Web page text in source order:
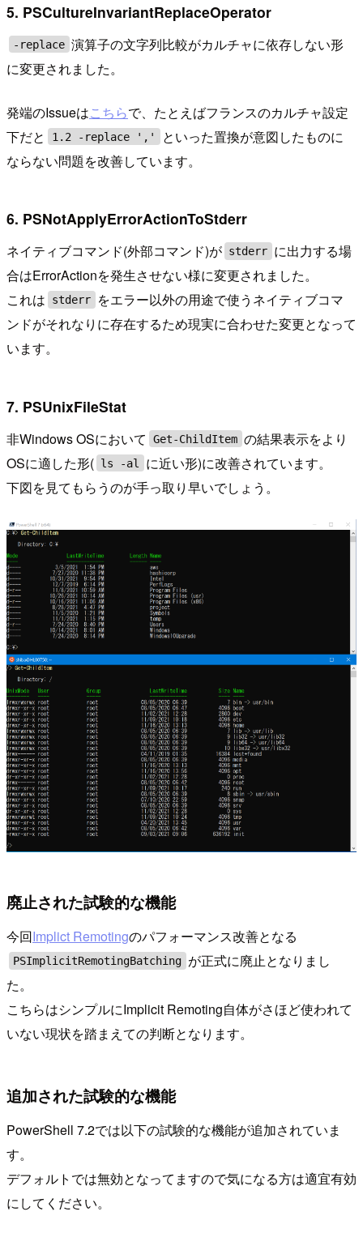
5. PSCultureInvariantReplaceOperator
-replace 演算子の文字列比較がカルチャに依存しない形
に変更されました。
発端のIssueはこちらで、たとえばフランスのカルチャ設定
下だと
1.2 -replace ','
といった置換が意図したものに
ならない問題を改善しています。
6. PSNotApplyErrorActionToStderr
ネイティブコマンド(外部コマンド)が stderr に出力する場
合はErrorActionを発生させない様に変更されました。
これは
stderr
をエラー以外の用途で使うネイティブコマ
ンドがそれなりに存在するため現実に合わせた変更となって
います。
7. PSUnixFileStat
非Windows OSにおいて Get-ChildItem の結果表示をより
OSに適した形( ls -al
に近い形)に改善されています。
下図を見てもらうのが手っ取り早いでしょう。
廃止された試験的な機能
今回Implict Remotingのパフォーマンス改善となる
PSImplicitRemotingBatching が正式に廃止となりまし
た。
こちらはシンプルにImplicit Remoting自体がさほど使われて
いない現状を踏まえての判断となります。
追加された試験的な機能
PowerShell 7.2では以下の試験的な機能が追加されていま
す。
デフォルトでは無効となってますので気になる方は適宜有効
にしてください。